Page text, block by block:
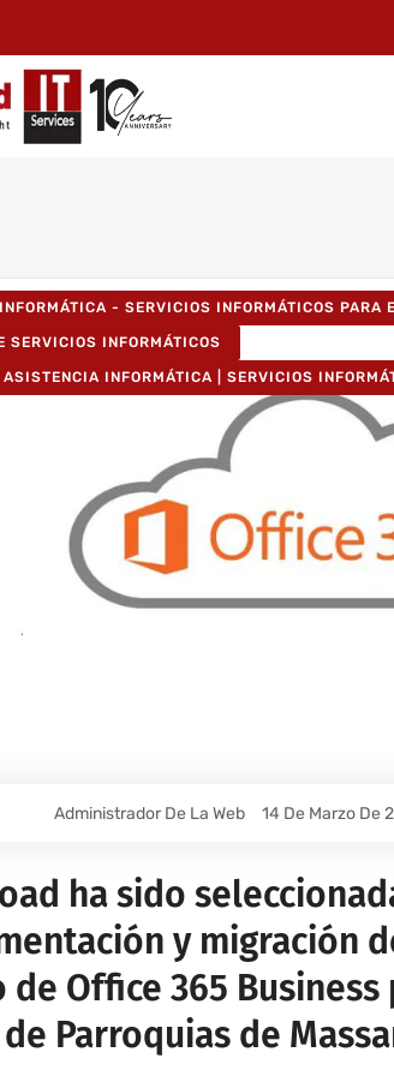
- SERVICIOS INFORMÁTICOS PARA
SERVICIOS INFORMÁTICOS
ASISTENCIA INFORMÁTICA | SERVICIOS
Administrador De La Web 14 De Marzo De
ha sido
y migración
de Office 365
Parroquias de